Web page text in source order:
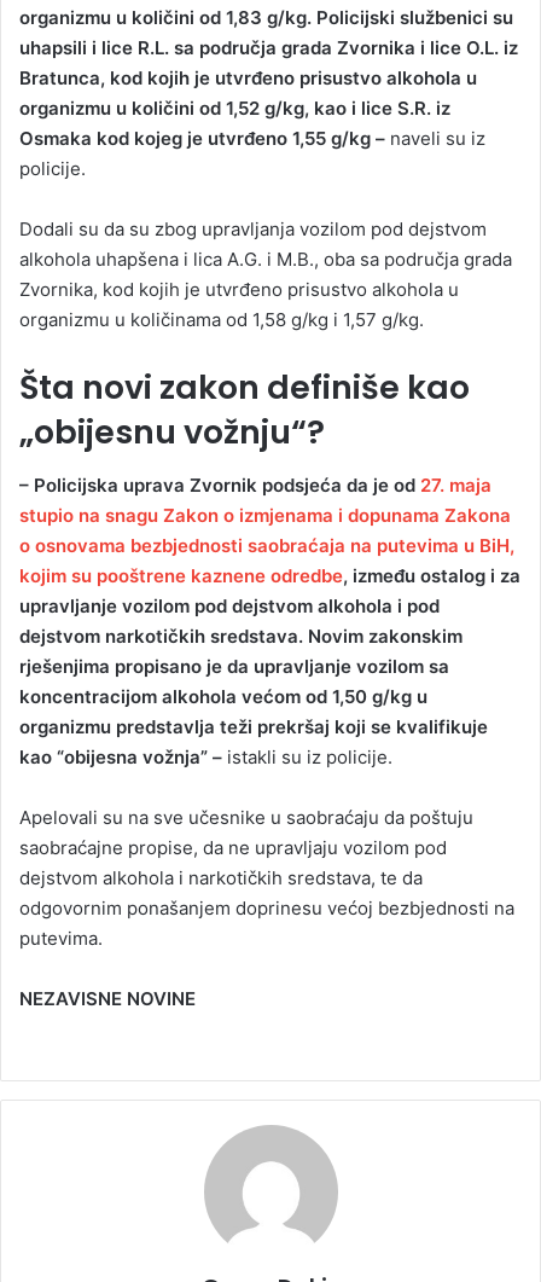
organizmu u količini od 1,83 g/kg. Policijski službenici su
uhapsili i lice R.L. sa područja grada Zvornika i lice O.L. iz
Bratunca, kod kojih je utvrđeno prisustvo alkohola u
organizmu u količini od 1,52 g/kg, kao i lice S.R. iz
Osmaka kod kojeg je utvrđeno 1,55 g/kg – naveli su iz
policije.
Dodali su da su zbog upravljanja vozilom pod dejstvom
alkohola uhapšena i lica A.G. i M.B., oba sa područja grada
Zvornika, kod kojih je utvrđeno prisustvo alkohola u
organizmu u količinama od 1,58 g/kg i 1,57 g/kg.
Šta novi zakon definiše kao
„obijesnu vožnju“?
– Policijska uprava Zvornik podsjeća da je od 27. maja
stupio na snagu Zakon o izmjenama i dopunama Zakona
o osnovama bezbjednosti saobraćaja na putevima u BiH,
kojim su pooštrene kaznene odredbe, između ostalog i za
upravljanje vozilom pod dejstvom alkohola i pod
dejstvom narkotičkih sredstava. Novim zakonskim
rješenjima propisano je da upravljanje vozilom sa
koncentracijom alkohola većom od 1,50 g/kg u
organizmu predstavlja teži prekršaj koji se kvalifikuje
kao “obijesna vožnja” – istakli su iz policije.
Apelovali su na sve učesnike u saobraćaju da poštuju
saobraćajne propise, da ne upravljaju vozilom pod
dejstvom alkohola i narkotičkih sredstava, te da
odgovornim ponašanjem doprinesu većoj bezbjednosti na
putevima.
NEZAVISNE NOVINE